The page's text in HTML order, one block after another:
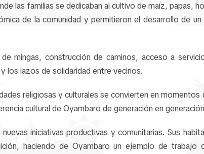
las familias se dedicaban al cultivo de maíz, papas,
de la comunidad y permitieron el desarrollo de
mingas, construcción de caminos, acceso a
los lazos de solidaridad entre vecinos.
religiosas y culturales se convierten en
cultural de Oyambaro de generación en
iniciativas productivas y comunitarias. Sus
haciendo de Oyambaro un ejemplo de trabajo